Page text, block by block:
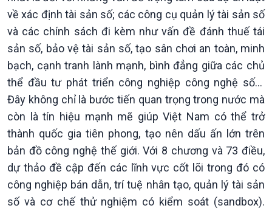
Xã hội
Tin Đời sống & Xã hội
360 độ Sức khỏe
Chuyển đổi Xanh
Tài nguyên và Môi trường
Chuyên gia của bạn
Xã hội chuyển động
Khoa học & Công nghệ
Tin Khoa học & Công nghệ
Kết nối công nghệ
Sống chung với biến đổi
khí hậu
về xác định tài sản số; các công cụ quản lý tài sản số
và các chính sách đi kèm như vấn đề đánh thuế tái
sản số, bảo vệ tài sản số, tạo sân chơi an toàn, minh
bạch, cạnh tranh lành mạnh, bình đẳng giữa các chủ
thể đầu tư phát triển công nghiệp công nghệ số…
Đây không chỉ là bước tiến quan trọng trong nước mà
còn là tín hiệu mạnh mẽ giúp Việt Nam có thể trở
thành quốc gia tiên phong, tạo nên dấu ấn lớn trên
bản đồ công nghệ thế giới. Với 8 chương và 73 điều,
dự thảo đề cập đến các lĩnh vực cốt lõi trong đó có
công nghiệp bán dẫn, trí tuệ nhân tạo, quản lý tài sản
số và cơ chế thử nghiệm có kiểm soát (sandbox).